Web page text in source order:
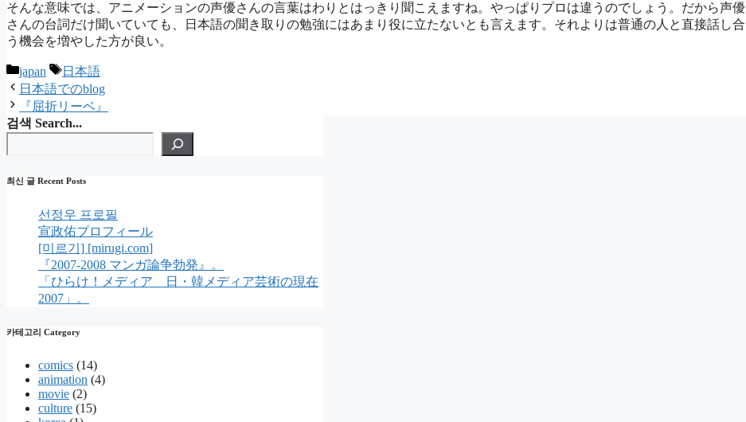
そんな意味では、アニメーションの声優さんの言葉はわりとはっきり聞こえますね。やっぱりプロは違うのでしょう。だから声優
さんの台詞だけ聞いていても、日本語の聞き取りの勉強にはあまり役に立たないとも言えます。それよりは普通の人と直接話し合
う機会を増やした方が良い。
카
테
고
리
japan
태
그
日本語
日本語でのblog
『屈折リーベ』
검색 Search...
최신 글 Recent Posts
선정우 프로필
宣政佑プロフィール
[미르기] [mirugi.com]
『2007-2008 マンガ論争勃発』。
「ひらけ！メディア 日・韓メディア芸術の現在
2007」。
카테고리 Category
comics (14)
animation (4)
movie (2)
culture (15)